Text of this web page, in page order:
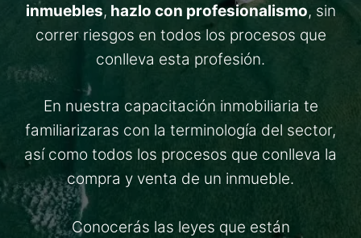
inmuebles, hazlo con profesionalismo, sin
correr riesgos en todos los procesos que
conlleva esta profesión.
En nuestra capacitación inmobiliaria te
familiarizaras con la terminología del sector,
así como todos los procesos que conlleva la
compra y venta de un inmueble.
Conocerás las leyes que están